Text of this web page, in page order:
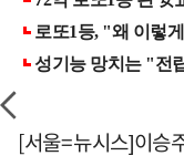
[서울=뉴시스]이승